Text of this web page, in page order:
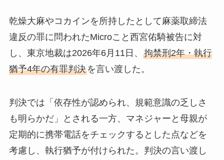
乾燥大麻やコカインを所持したとして麻薬取締法
違反の罪に問われたMicroこと西宮佑騎被告に対
し、東京地裁は2026年6月11日、 拘禁刑2年・執行
猶予4年の有罪判決を言い渡した。
判決では「依存性が認められ、規範意識の乏しさ
も明らかだ」とされる一方、マネジャーと母親が
定期的に携帯電話をチェックするとした点などを
考慮し、執行猶予が付けられた。判決の言い渡し